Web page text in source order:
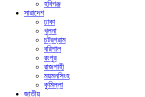
হবিগঞ্জ
সারাদেশ
ঢাকা
খুলনা
চট্রগ্রাম
বরিশাল
রংপুর
রাজশাহী
ময়মনসিংহ
কুমিল্লা
জাতীয়